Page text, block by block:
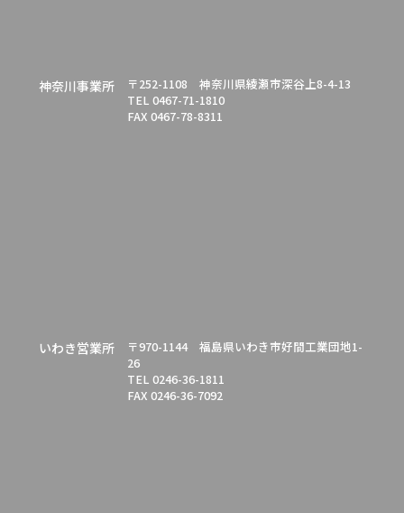
神奈川事業所
〒252-1108 神奈川県綾瀬市深谷上8-4-13
TEL 0467-71-1810
FAX 0467-78-8311
いわき営業所
〒970-1144 福島県いわき市好間工業団地1-
26
TEL 0246-36-1811
FAX 0246-36-7092